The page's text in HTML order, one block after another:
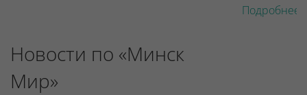
Подробнее
Новости по «Минск
Мир»